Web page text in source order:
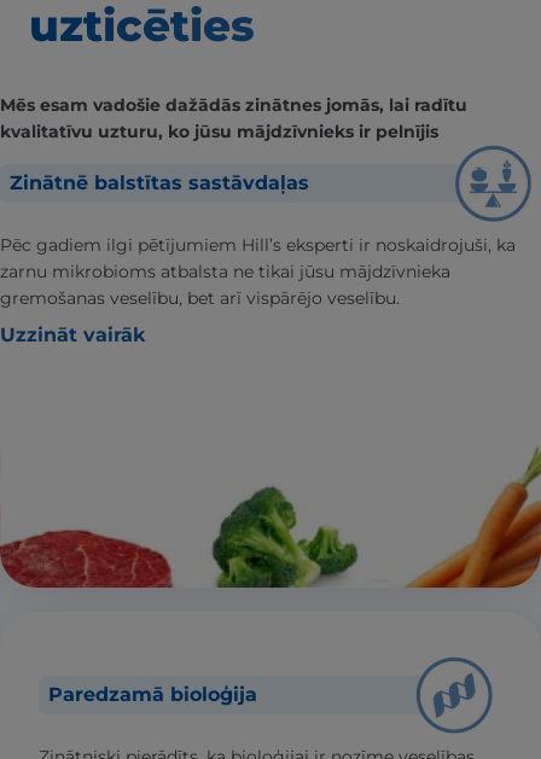
uzticēties
Mēs esam vadošie dažādās zinātnes jomās, lai radītu
kvalitatīvu uzturu, ko jūsu mājdzīvnieks ir pelnījis
Zinātnē balstītas sastāvdaļas
Pēc gadiem ilgi pētījumiem Hill’s eksperti ir noskaidrojuši, ka
zarnu mikrobioms atbalsta ne tikai jūsu mājdzīvnieka
gremošanas veselību, bet arī vispārējo veselību.
Uzzināt vairāk
Paredzamā bioloģija